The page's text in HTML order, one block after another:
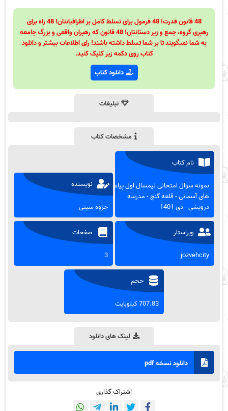
48 قانون قدرت! 48 فرمول برای تسلط کامل بر اطرافیانتان! 48 راه برای
رهبری گروه، جمع و زیر دستانتان! 48 قانون که رهبران واقعی و بزرگ جامعه
به شما نمیگویند تا بر شما تسلط داشته باشند! رای اطلاعات بیشتر و دانلود
کتاب روی دکمه زیر کلیک کنید.
دانلود کتاب
تبلیغات
مشخصات کتاب
نام کتاب
نمونه سوال امتحانی نیمسال اول پیام
های آسمانی - قلعه گنج - مدرسه
درویشی - دی 1401
نویسنده
جزوه سیتی
ویراستار
jozvehcity
صفحات
3
حجم
707.83 کیلوبایت
لینک های دانلود
دانلود نسخه pdf
اشتراک گذاری